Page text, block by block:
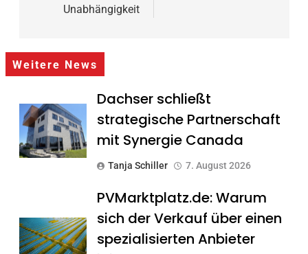
Unabhängigkeit
Weitere News
Dachser schließt
strategische Partnerschaft
mit Synergie Canada
Tanja Schiller 7. August 2026
PVMarktplatz.de: Warum
sich der Verkauf über einen
spezialisierten Anbieter